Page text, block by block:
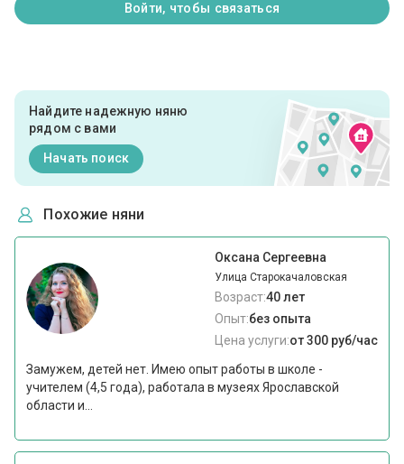
Войти, чтобы связаться
Найдите надежную няню
рядом с вами
Начать поиск
Похожие няни
Оксана Сергеевна
Улица Старокачаловская
Возраст:40 лет
Опыт:без опыта
Цена услуги:от 300 руб/час
Замужем, детей нет. Имею опыт работы в школе -
учителем (4,5 года), работала в музеях Ярославской
области и...